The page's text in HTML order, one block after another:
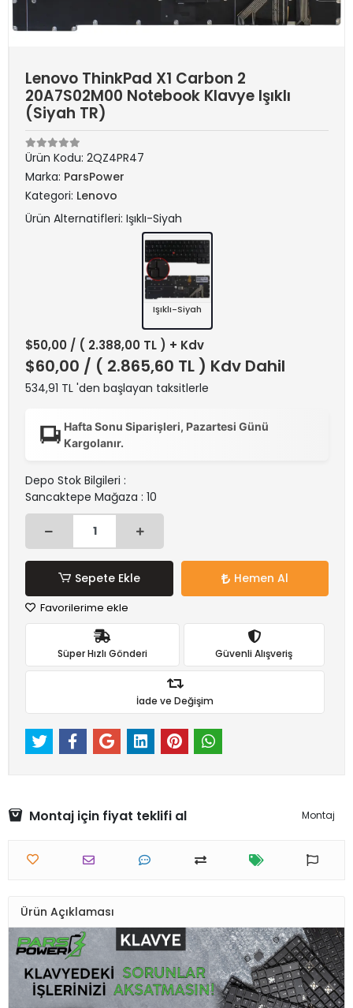
Lenovo ThinkPad X1 Carbon 2
20A7S02M00 Notebook Klavye Işıklı
(Siyah TR)
Ürün Kodu: 2QZ4PR47
Marka: ParsPower
Kategori: Lenovo
Ürün Alternatifleri: Işıklı-Siyah
Işıklı-Siyah
$50,00 / ( 2.388,00 TL ) + Kdv
$60,00 / ( 2.865,60 TL ) Kdv Dahil
534,91 TL 'den başlayan taksitlerle
Hafta Sonu Siparişleri, Pazartesi Günü
Kargolanır.
Depo Stok Bilgileri :
Sancaktepe Mağaza : 10
Sepete Ekle Hemen Al
Favorilerime ekle
Süper Hızlı Gönderi Güvenli Alışveriş
İade ve Değişim
Montaj için fiyat teklifi al Montaj
Ürün Açıklaması